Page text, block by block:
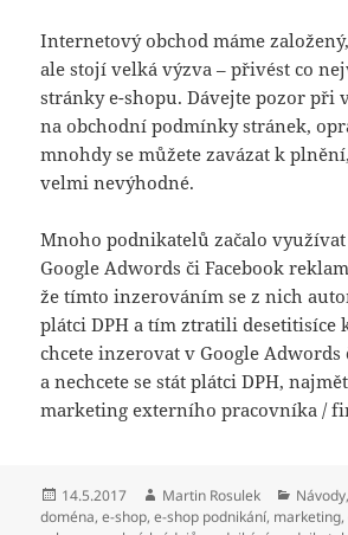
Internetový obchod máme
ale stojí velká výzva – přivést co
stránky e-shopu. Dávejte pozor při
na obchodní podmínky stránek,
mnohdy se můžete zavázat k
velmi nevýhodné.
Mnoho podnikatelů začalo
Google Adwords či Facebook
že tímto inzerováním se z nich
plátci DPH a tím ztratili desetitisíce
chcete inzerovat v Google Adwords
a nechcete se stát plátci DPH,
marketing externího pracovníka /
Publikováno:
14.5.2017 Autor:
Martin Rosulek Rubriky:
Návody,
doména,e-shop,e-shop podnikání, marketing,